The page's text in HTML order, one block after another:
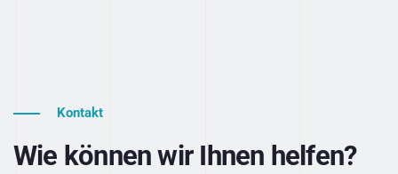
Kontakt
Wie können wir Ihnen helfen?